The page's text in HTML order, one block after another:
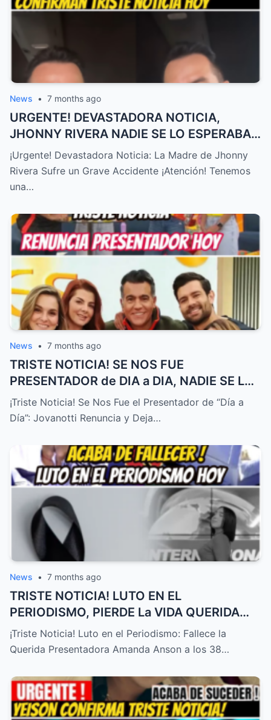
News • 7 months ago
URGENTE! DEVASTADORA NOTICIA,
JHONNY RIVERA NADIE SE LO ESPERABA,
ACABA de SUCEDER! – HTT
¡Urgente! Devastadora Noticia: La Madre de Jhonny
Rivera Sufre un Grave Accidente ¡Atención! Tenemos
una…
News • 7 months ago
TRISTE NOTICIA! SE NOS FUE
PRESENTADOR de DIA a DIA, NADIE SE LO
ESPERABA! – HTT
¡Triste Noticia! Se Nos Fue el Presentador de “Día a
Día”: Jovanotti Renuncia y Deja…
News • 7 months ago
TRISTE NOTICIA! LUTO EN EL
PERIODISMO, PIERDE La VIDA QUERIDA
PRESENTADORA HOY! – HTT
¡Triste Noticia! Luto en el Periodismo: Fallece la
Querida Presentadora Amanda Anson a los 38…